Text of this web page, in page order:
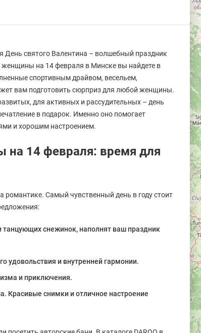
День святого Валентина – волшебный праздник
на 14 февраля в Минске вы найдете в
спортивным драйвом, весельем,
вам подготовить сюрприз для любой женщины.
для активных и рассудительных – день
в подарок. Именно оно помогает
и хорошим настроением.
14 февраля: время для
Самый чувственный день в году стоит
снежинок, наполнят ваш праздник
удовольствия и внутренней гармонии.
и приключения.
Красивые снимки и отличное настроение